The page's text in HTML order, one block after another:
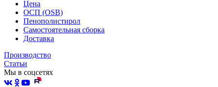
Цена
ОСП (OSB)
Пенополистирол
Самостоятельная сборка
Доставка
Производство
Статьи
Мы в соцсетях